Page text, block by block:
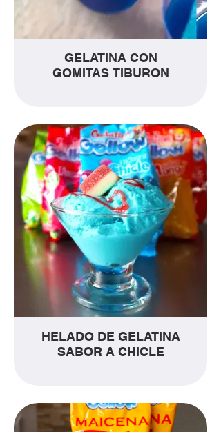
GELATINA CON
GOMITAS TIBURON
HELADO DE GELATINA
SABOR A CHICLE